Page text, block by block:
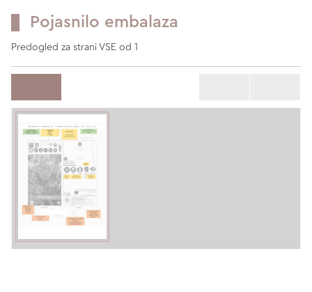
Pojasnilo embalaza
Predogled za strani VSE od 1